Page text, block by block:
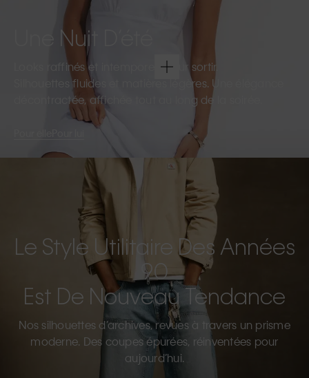
Une Nuit D’été
Looks raffinés et intemporels pour sortir.
Silhouettes fluides et matières légères. Une élégance
décontractée, affichée tout au long de la soirée.
Le Style Utilitaire Des Années
90
Est De Nouveau Tendance
Nos silhouettes d’archives, revues à travers un prisme
moderne. Des coupes épurées, réinventées pour
aujourd’hui.